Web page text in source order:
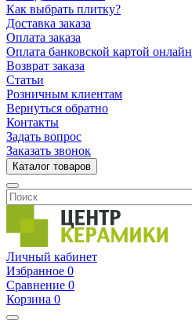
Как выбрать плитку?
Доставка заказа
Оплата заказа
Оплата банковской картой онлайн
Возврат заказа
Статьи
Розничным клиентам
Вернуться обратно
Контакты
Задать вопрос
Заказать звонок
Каталог товаров
Личный кабинет
Избранное 0
Сравнение 0
Корзина 0